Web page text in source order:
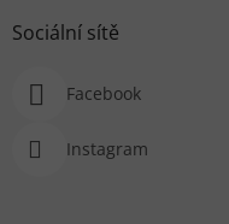
Sociální sítě
Facebook
Instagram